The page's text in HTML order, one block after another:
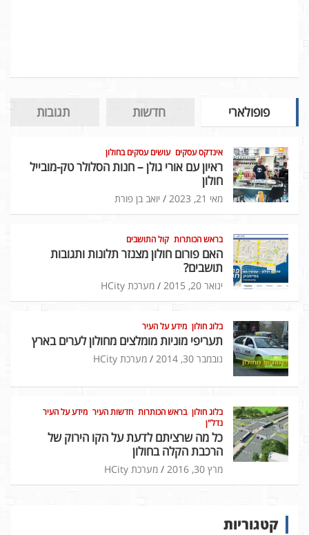
פופולארי חדשות תגובות
אינדקס עסקים עושים עסקים בחולון
ראיון עם אורי גולן – חנות הסלולר טק-מובייל
חולון
מאי 21, 2023 יואב בן פורת
בראש הכותרות קול התושבים
האם פורום חולון מצנזר תלונות ותגובות
תושבים?
ינואר 20, 2015 מערכת HCity
בלוג חולון מידע על העיר
תעריפי מוניות מומלצים מחולון לערים בארץ
נובמבר 30, 2014 מערכת HCity
בלוג חולון בראש הכותרות חדשות העיר מידע על העיר
נדל"ן
כל מה שרציתם לדעת על הקו הירוק של
הרכבת הקלה בחולון
מרץ 30, 2016 מערכת HCity
קטגוריות